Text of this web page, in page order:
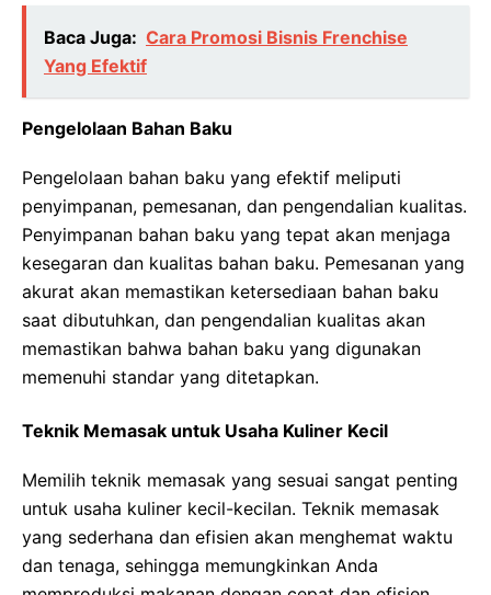
Baca Juga: Cara Promosi Bisnis Frenchise
Yang Efektif
Pengelolaan Bahan Baku
Pengelolaan bahan baku yang efektif meliputi
penyimpanan, pemesanan, dan pengendalian kualitas.
Penyimpanan bahan baku yang tepat akan menjaga
kesegaran dan kualitas bahan baku. Pemesanan yang
akurat akan memastikan ketersediaan bahan baku
saat dibutuhkan, dan pengendalian kualitas akan
memastikan bahwa bahan baku yang digunakan
memenuhi standar yang ditetapkan.
Teknik Memasak untuk Usaha Kuliner Kecil
Memilih teknik memasak yang sesuai sangat penting
untuk usaha kuliner kecil-kecilan. Teknik memasak
yang sederhana dan efisien akan menghemat waktu
dan tenaga, sehingga memungkinkan Anda